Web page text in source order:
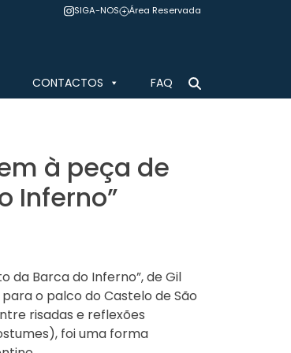
SIGA-NOS Área Reservada
CONTACTOS FAQ
à peça de
Inferno”
da Barca do Inferno”, de Gil
o palco do Castelo de São
risadas e reflexões
foi uma forma